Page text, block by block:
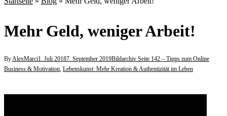
Mehr Geld, weniger Arbeit!
ByAlexMarci1. Juli 20187. September 2019Bildarchiv Seite 142 – Tipps zum Online
Business & Motivation, Lebenskunst: Mehr Kreation & Authentizität im Leben